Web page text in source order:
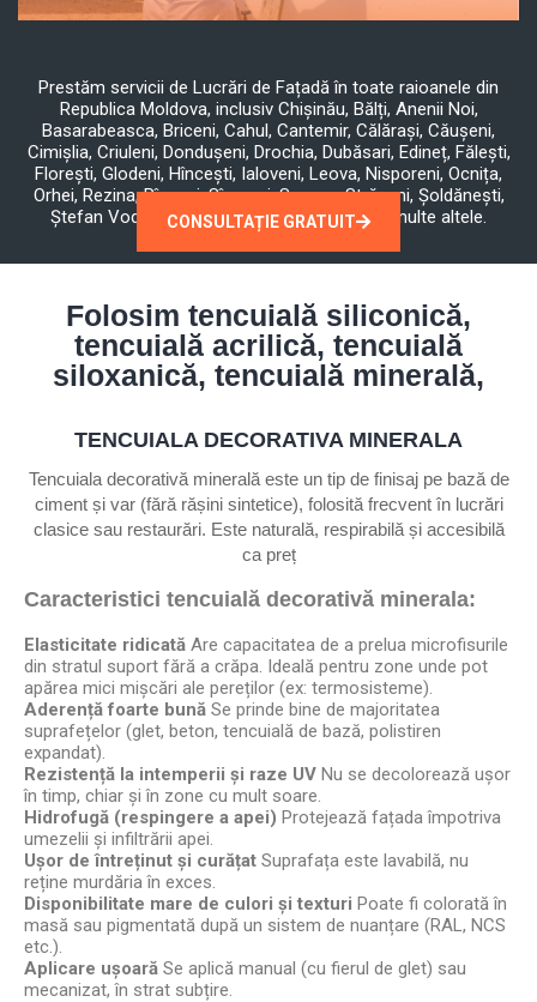
Prestăm servicii de Lucrări de Fațadă în toate raioanele din
Republica Moldova, inclusiv Chișinău, Bălți, Anenii Noi,
Basarabeasca, Briceni, Cahul, Cantemir, Călărași, Căușeni,
Cimișlia, Criuleni, Dondușeni, Drochia, Dubăsari, Edineț, Fălești,
Florești, Glodeni, Hîncești, Ialoveni, Leova, Nisporeni, Ocnița,
Orhei, Rezina, Rîșcani, Sîngerei, Soroca, Strășeni, Șoldănești,
Ștefan Vodă, Taraclia, Telenești, Ungheni și multe altele.
CONSULTAȚIE GRATUIT
Folosim tencuială siliconică,
tencuială acrilică, tencuială
siloxanică, tencuială minerală,
TENCUIALA DECORATIVA MINERALA
Tencuiala decorativă minerală este un tip de finisaj pe bază de
ciment și var (fără rășini sintetice), folosită frecvent în lucrări
clasice sau restaurări. Este naturală, respirabilă și accesibilă
ca preț
Caracteristici tencuială decorativă minerala:
Elasticitate ridicată Are capacitatea de a prelua microfisurile
din stratul suport fără a crăpa. Ideală pentru zone unde pot
apărea mici mișcări ale pereților (ex: termosisteme).
Aderență foarte bună Se prinde bine de majoritatea
suprafețelor (glet, beton, tencuială de bază, polistiren
expandat).
Rezistență la intemperii și raze UV Nu se decolorează ușor
în timp, chiar și în zone cu mult soare.
Hidrofugă (respingere a apei) Protejează fațada împotriva
umezelii și infiltrării apei.
Ușor de întreținut și curățat Suprafața este lavabilă, nu
reține murdăria în exces.
Disponibilitate mare de culori și texturi Poate fi colorată în
masă sau pigmentată după un sistem de nuanțare (RAL, NCS
etc.).
Aplicare ușoară Se aplică manual (cu fierul de glet) sau
mecanizat, în strat subțire.